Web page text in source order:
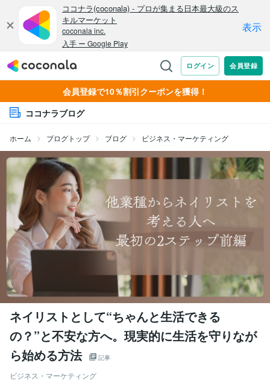
会員登録で10％割引クーポンを獲得！
ココナラブログ
ホーム ブログトップ ブログ ビジネス・マーケティング
ネイリストとして“ちゃんと生活できる
の？”と不安な方へ。現実的に生活を守りなが
ら始める方法
記事
ビジネス・マーケティング